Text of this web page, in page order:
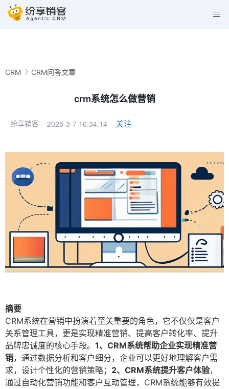
CRM CRM问答文章
crm系统怎么做营销
纷享销客 · 2025-3-7 16:34:14 关注
摘要
CRM系统在营销中扮演着至关重要的角色，它不仅仅是客户
关系管理工具，更是实现精准营销、提高客户转化率、提升
品牌忠诚度的核心手段。 1、CRM系统帮助企业实现精准营
销，通过数据分析和客户细分，企业可以更好地理解客户需
求，设计个性化的营销策略； 2、CRM系统提升客户体验，
通过自动化营销功能和客户互动管理，CRM系统能够有效提